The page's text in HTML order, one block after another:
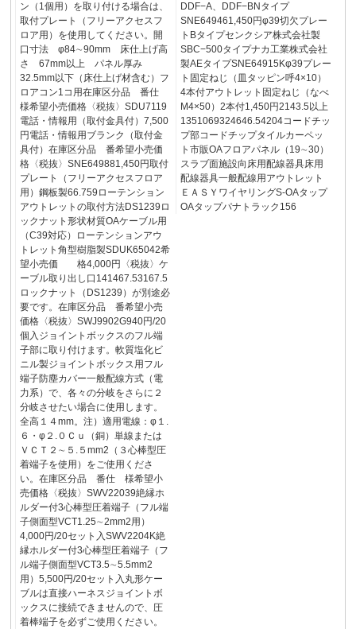
ン（1個用）を取り付ける場合は、
取付プレート（フリーアクセスフ
ロア用）を使用してください。開
口寸法 φ84∼90mm 床仕上げ高
さ 67mm以上 パネル厚み
32.5mm以下（床仕上げ材含む）フ
ロアコン1コ用在庫区分品 番仕
様希望小売価格〈税抜〉SDU7119
電話・情報用（取付金具付）7,500
円電話・情報用ブランク（取付金
具付）在庫区分品 番希望小売価
格〈税抜〉SNE649881,450円取付
プレート（フリーアクセスフロア
用）鋼板製66.759ローテンション
アウトレットの取付方法DS1239ロ
ックナット形状材質OAケーブル用
（C39対応）ローテンションアウ
トレット角型樹脂製SDUK65042希
望小売価 格4,000円〈税抜〉ケ
ーブル取り出し口141467.53167.5
ロックナット（DS1239）が別途必
要です。在庫区分品 番希望小売
価格〈税抜〉SWJ9902G940円/20
個入ジョイントボックスのフル端
子部に取り付けます。軟質塩化ビ
ニル製ジョイントボックス用フル
端子防塵カバー一般配線方式（電
力系）で、各々の分岐をさらに２
分岐させたい場合に使用します。
全高１４mm。注）適用電線：φ１.
６・φ２.０Ｃｕ（銅）単線または
ＶＣＴ２∼５.５mm2（３心棒型圧
着端子を使用）をご使用くださ
い。在庫区分品 番仕 様希望小
売価格〈税抜〉SWV22039絶縁ホ
ルダー付3心棒型圧着端子（フル端
子側面型VCT1.25∼2mm2用）
4,000円/20セット入SWV2204K絶
縁ホルダー付3心棒型圧着端子（フ
ル端子側面型VCT3.5∼5.5mm2
用）5,500円/20セット入丸形ケー
ブルは直接ハーネスジョイントボ
ックスに接続できませんので、圧
着棒端子を必ずご使用ください。
DDF−A、DDF−BNタイプ
SNE649461,450円φ39切欠プレー
トBタイプセンクシア株式会社製
SBC−500タイプナカ工業株式会社
製AEタイプSNE64915Kφ39プレー
ト固定ねじ（皿タッピン呼4×10）
4本付アウトレット固定ねじ（なべ
M4×50）2本付1,450円2143.5以上
1351069324646.54204コードチッ
プ部コードチップタイルカーペッ
ト市販OAフロアパネル（19∼30）
スラブ面施設向床用配線器具床用
配線器具一般配線用アウトレット
ＥＡＳＹワイヤリングS-OAタップ
OAタップパナトラック156